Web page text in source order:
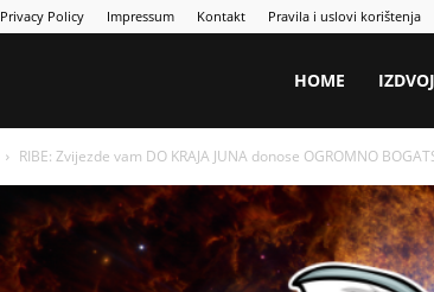
Privacy Policy Impressum Kontakt Pravila i uslovi korištenja
HOME
RIBE: Zvijezde vam DO KRAJA JUNA donose OGROMNO